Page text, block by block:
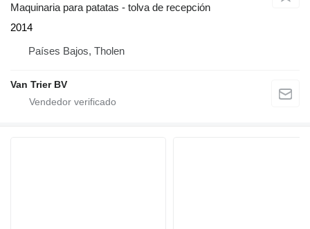
Maquinaria para patatas - tolva de recepción
2014
Países Bajos, Tholen
Van Trier BV